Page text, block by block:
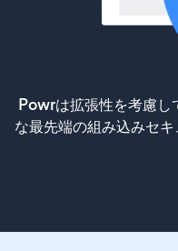
Powrは拡張性を考慮し
な最先端の組み込みセ